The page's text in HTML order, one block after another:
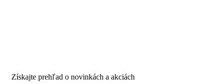
Získajte prehľad o novinkách a akciách